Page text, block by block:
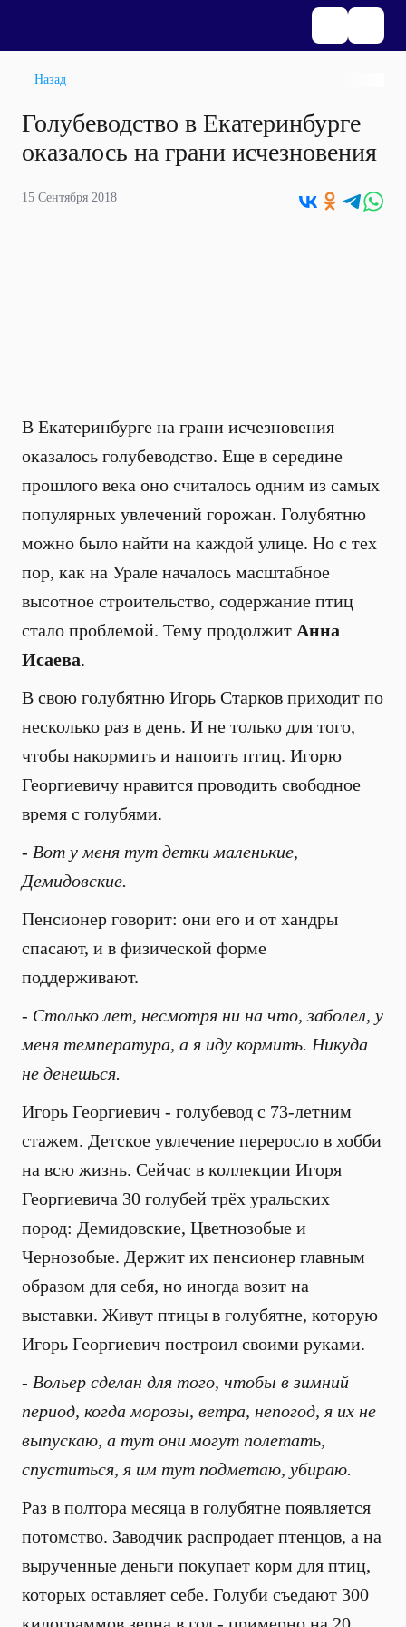
Назад
Голубеводство в Екатеринбурге
оказалось на грани исчезновения
15 Сентября 2018
В Екатеринбурге на грани исчезновения
оказалось голубеводство. Еще в середине
прошлого века оно считалось одним из самых
популярных увлечений горожан. Голубятню
можно было найти на каждой улице. Но с тех
пор, как на Урале началось масштабное
высотное строительство, содержание птиц
стало проблемой. Тему продолжит Анна
Исаева.
В свою голубятню Игорь Старков приходит по
несколько раз в день. И не только для того,
чтобы накормить и напоить птиц. Игорю
Георгиевичу нравится проводить свободное
время с голубями.
- Вот у меня тут детки маленькие,
Демидовские.
Пенсионер говорит: они его и от хандры
спасают, и в физической форме
поддерживают.
- Столько лет, несмотря ни на что, заболел, у
меня температура, а я иду кормить. Никуда
не денешься.
Игорь Георгиевич - голубевод с 73-летним
стажем. Детское увлечение переросло в хобби
на всю жизнь. Сейчас в коллекции Игоря
Георгиевича 30 голубей трёх уральских
пород: Демидовские, Цветнозобые и
Чернозобые. Держит их пенсионер главным
образом для себя, но иногда возит на
выставки. Живут птицы в голубятне, которую
Игорь Георгиевич построил своими руками.
- Вольер сделан для того, чтобы в зимний
период, когда морозы, ветра, непогод, я их не
выпускаю, а тут они могут полетать,
спуститься, я им тут подметаю, убираю.
Раз в полтора месяца в голубятне появляется
потомство. Заводчик распродает птенцов, а на
вырученные деньги покупает корм для птиц,
которых оставляет себе. Голуби съедают 300